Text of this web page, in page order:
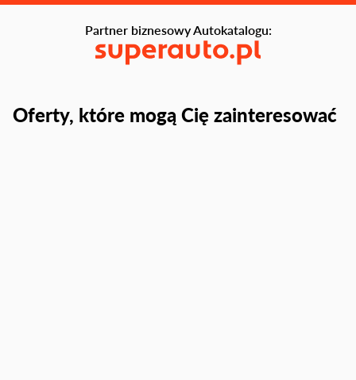
Oferty, które mogą Cię zainteresować
Partner biznesowy Autokatalogu: